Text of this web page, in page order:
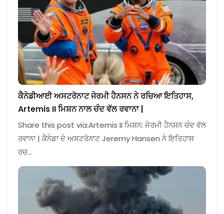
ਕੈਨੇਡੀਆਈ ਅਸਟਰੋਨਾਟ ਜੇਰਮੀ ਹੈਨਸਨ ਨੇ ਰਚਿਆ ਇਤਿਹਾਸ,
Artemis II ਮਿਸ਼ਨ ਨਾਲ ਚੰਦ ਵੱਲ ਰਵਾਨਾ |
Share this post via:Artemis II ਮਿਸ਼ਨ: ਜੇਰਮੀ ਹੈਨਸਨ ਚੰਦ ਵੱਲ
ਰਵਾਨਾ | ਕੈਨੇਡਾ ਦੇ ਅਸਟਰੋਨਾਟ Jeremy Hansen ਨੇ ਇਤਿਹਾਸ
ਰਚ…